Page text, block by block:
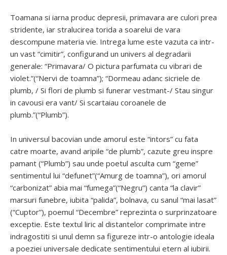
Toamana si iarna produc depresii, primavara are culori prea
stridente, iar stralucirea torida a soarelui de vara
descompune materia vie. Intrega lume este vazuta ca intr-
un vast “cimitir”, configurand un univers al degradarii
generale: “Primavara/ O pictura parfumata cu vibrari de
violet.”(“Nervi de toamna”); “Dormeau adanc sicriele de
plumb, / Si flori de plumb si funerar vestmant-/ Stau singur
in cavousi era vant/ Si scartaiau coroanele de
plumb.”(“Plumb”).
In universul bacovian unde amorul este “intors” cu fata
catre moarte, avand aripile “de plumb”, cazute greu inspre
pamant (“Plumb”) sau unde poetul asculta cum “geme”
sentimentul lui “defunet”(“Amurg de toamna”), ori amorul
“carbonizat” abia mai “fumega”(“Negru”) canta “la clavir”
marsuri funebre, iubita “palida”, bolnava, cu sanul “mai lasat”
(“Cuptor”), poemul “Decembre” reprezinta o surprinzatoare
exceptie. Este textul liric al distantelor comprimate intre
indragostiti si unul demn sa figureze intr-o antologie ideala
a poeziei universale dedicate sentimentului etern al iubirii.